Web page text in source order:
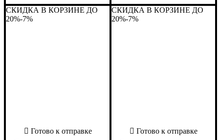
Украина
3 х 220/380 В
120
Украина
3 х 220/380 В
СКИДКА В КОРЗИНЕ ДО
20%-7%
СКИДКА В КОРЗИНЕ ДО
20%-7%